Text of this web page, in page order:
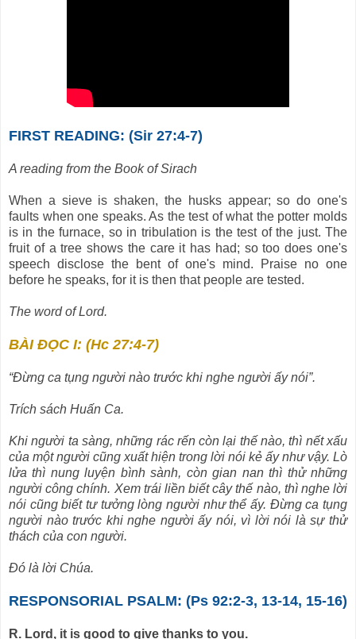
FIRST READING: (Sir 27:4-7)
A reading from the Book of Sirach
When a sieve is shaken, the husks appear; so do one's
faults when one speaks. As the test of what the potter molds
is in the furnace, so in tribulation is the test of the just. The
fruit of a tree shows the care it has had; so too does one's
speech disclose the bent of one's mind. Praise no one
before he speaks, for it is then that people are tested.
The word of Lord.
BÀI ĐỌC I: (Hc 27:4-7)
“Ðừng ca tụng người nào trước khi nghe người ấy nói”.
Trích sách Huấn Ca.
Khi người ta sàng, những rác rến còn lại thế nào, thì nết xấu
của một người cũng xuất hiện trong lời nói kẻ ấy như vậy. Lò
lửa thì nung luyện bình sành, còn gian nan thì thử những
người công chính. Xem trái liền biết cây thế nào, thì nghe lời
nói cũng biết tư tưởng lòng người như thể ấy. Ðừng ca tụng
người nào trước khi nghe người ấy nói, vì lời nói là sự thử
thách của con người.
Ðó là lời Chúa.
RESPONSORIAL PSALM: (Ps 92:2-3, 13-14, 15-16)
R. Lord, it is good to give thanks to you.